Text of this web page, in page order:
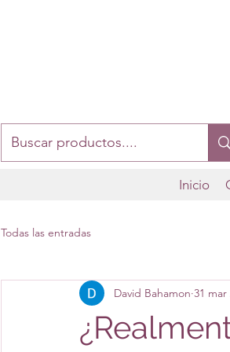
Inicio
Todas las entradas
David Bahamon 31 mar